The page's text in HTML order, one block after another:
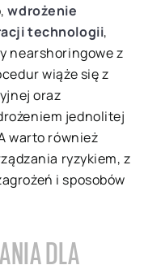
wdrożenie
technologii,
nearshoringowe z
wiąże się z
oraz
jednolitej
warto również
ryzykiem, z
i sposobów
DLA